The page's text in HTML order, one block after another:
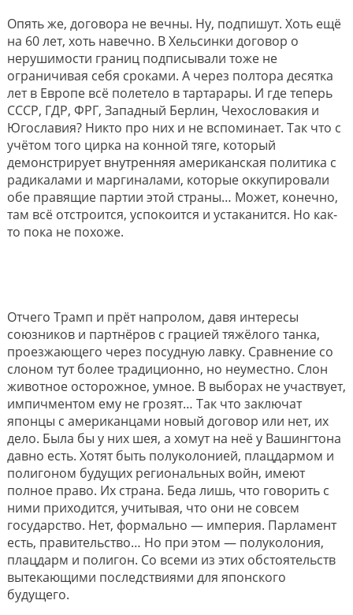
Опять же, договора не вечны. Ну, подпишут. Хоть ещё
на 60 лет, хоть навечно. В Хельсинки договор о
нерушимости границ подписывали тоже не
ограничивая себя сроками. А через полтора десятка
лет в Европе всё полетело в тартарары. И где теперь
СССР, ГДР, ФРГ, Западный Берлин, Чехословакия и
Югославия? Никто про них и не вспоминает. Так что с
учётом того цирка на конной тяге, который
демонстрирует внутренняя американская политика с
радикалами и маргиналами, которые оккупировали
обе правящие партии этой страны… Может, конечно,
там всё отстроится, успокоится и устаканится. Но как-
то пока не похоже.
Отчего Трамп и прёт напролом, давя интересы
союзников и партнёров с грацией тяжёлого танка,
проезжающего через посудную лавку. Сравнение со
слоном тут более традиционно, но неуместно. Слон
животное осторожное, умное. В выборах не участвует,
импичментом ему не грозят… Так что заключат
японцы с американцами новый договор или нет, их
дело. Была бы у них шея, а хомут на неё у Вашингтона
давно есть. Хотят быть полуколонией, плацдармом и
полигоном будущих региональных войн, имеют
полное право. Их страна. Беда лишь, что говорить с
ними приходится, учитывая, что они не совсем
государство. Нет, формально — империя. Парламент
есть, правительство… Но при этом — полуколония,
плацдарм и полигон. Со всеми из этих обстоятельств
вытекающими последствиями для японского
будущего.